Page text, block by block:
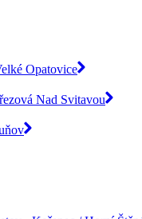
Opatovice
Nad Svitavou